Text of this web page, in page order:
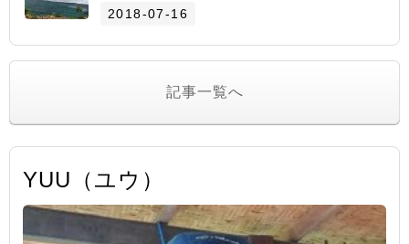
2018-07-16
記事一覧へ
YUU（ユウ）